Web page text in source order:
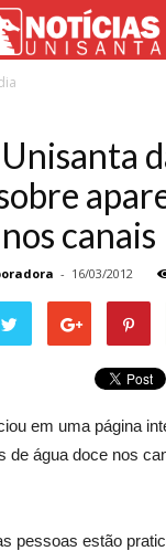
canais
- 16/03/2012
em uma página
de água doce nos
pessoas estão